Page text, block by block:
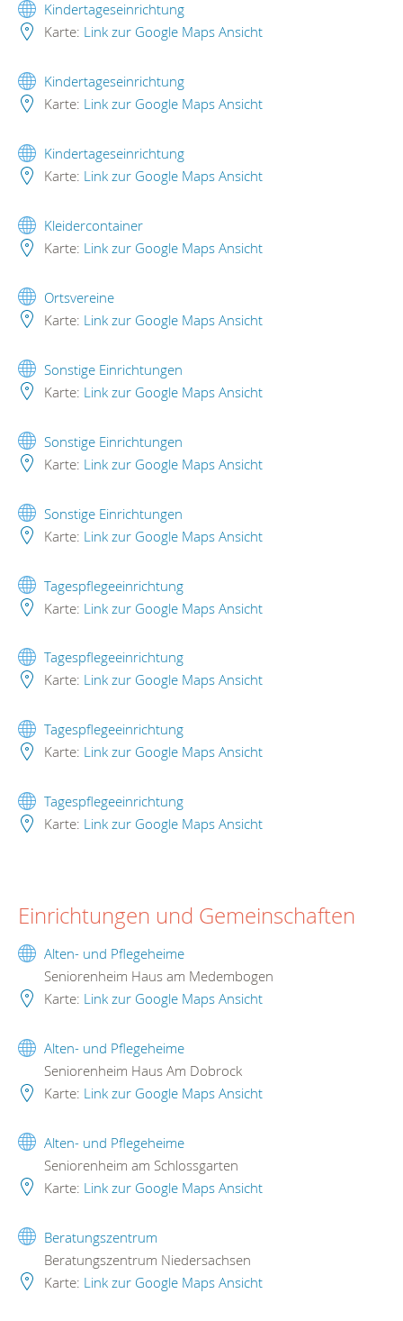
Kindertageseinrichtung
Karte: Link zur Google Maps Ansicht
Kindertageseinrichtung
Karte: Link zur Google Maps Ansicht
Kindertageseinrichtung
Karte: Link zur Google Maps Ansicht
Kleidercontainer
Karte: Link zur Google Maps Ansicht
Ortsvereine
Karte: Link zur Google Maps Ansicht
Sonstige Einrichtungen
Karte: Link zur Google Maps Ansicht
Sonstige Einrichtungen
Karte: Link zur Google Maps Ansicht
Sonstige Einrichtungen
Karte: Link zur Google Maps Ansicht
Tagespflegeeinrichtung
Karte: Link zur Google Maps Ansicht
Tagespflegeeinrichtung
Karte: Link zur Google Maps Ansicht
Tagespflegeeinrichtung
Karte: Link zur Google Maps Ansicht
Tagespflegeeinrichtung
Karte: Link zur Google Maps Ansicht
Einrichtungen und Gemeinschaften
Alten- und Pflegeheime
Seniorenheim Haus am Medembogen
Karte: Link zur Google Maps Ansicht
Alten- und Pflegeheime
Seniorenheim Haus Am Dobrock
Karte: Link zur Google Maps Ansicht
Alten- und Pflegeheime
Seniorenheim am Schlossgarten
Karte: Link zur Google Maps Ansicht
Beratungszentrum
Beratungszentrum Niedersachsen
Karte: Link zur Google Maps Ansicht